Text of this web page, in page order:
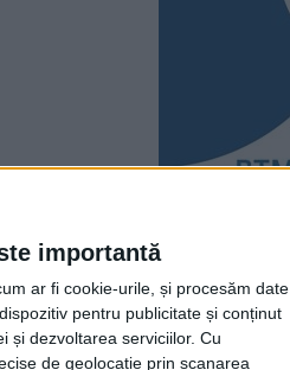
importantă
ar fi cookie-urile, și procesăm date
pentru publicitate și conținut
și dezvoltarea serviciilor. Cu
de geolocație prin scanarea